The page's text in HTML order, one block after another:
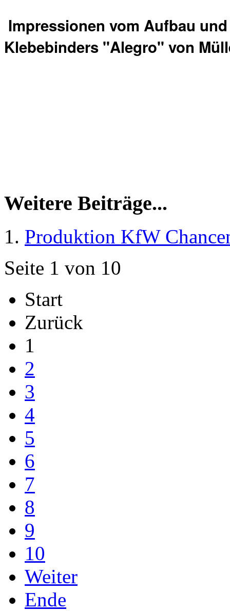
Impressionen vom Aufbau
Klebebinders "Alegro" von
Weitere Beiträge...
Produktion KfW
Seite 1 von 10
Start
Zurück
1
2
3
4
5
6
7
8
9
10
Weiter
Ende